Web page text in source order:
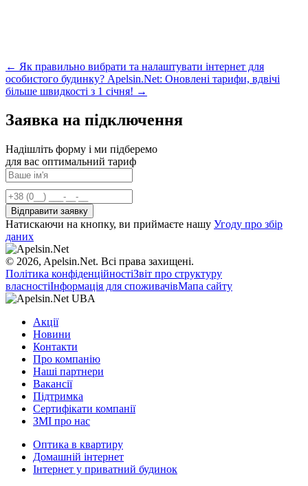
← Як правильно вибрати та налаштувати інтернет для
особистого будинку? Apelsin.Net: Оновлені тарифи, вдвічі
більше швидкості з 1 січня! →
Заявка на підключення
Надішліть форму і ми підберемо
для вас оптимальний тариф
Натискаючи на кнопку, ви приймаєте нашу Угоду про збір
даних
© 2026, Apelsin.Net. Всі права захищені.
Політика конфіденційностіЗвіт про структуру
власностіІнформація для споживачівМапа сайту
Акції
Новини
Контакти
Про компанію
Наші партнери
Вакансії
Підтримка
Сертифікати компанії
ЗМІ про нас
Оптика в квартиру
Домашній інтернет
Інтернет у приватний будинок